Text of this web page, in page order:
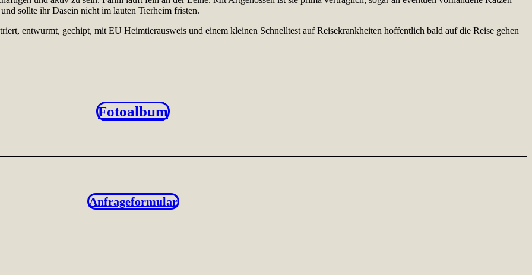
sollte ihr Dasein nicht im lauten Tierheim fristen.
entwurmt, gechipt, mit EU Heimtierausweis und einem kleinen Schnelltest auf Reisekrankheiten hoffentlich bald auf die Reise gehen
Fotoalbum
Anfrageformular